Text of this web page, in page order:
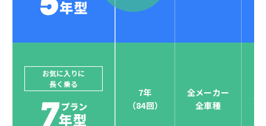
お気に入りに
長く乗る
7年
（84回）
全メーカー
全車種
全